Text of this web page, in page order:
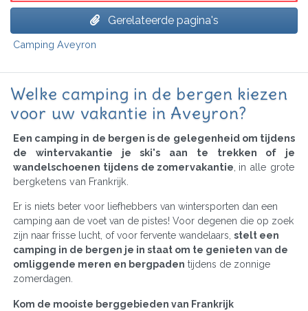
Gerelateerde pagina's
Camping Aveyron
Welke camping in de bergen kiezen
voor uw vakantie in Aveyron?
Een camping in de bergen is de gelegenheid om tijdens
de wintervakantie je ski's aan te trekken of je
wandelschoenen tijdens de zomervakantie , in alle grote
bergketens van Frankrijk.
Er is niets beter voor liefhebbers van wintersporten dan een
camping aan de voet van de pistes! Voor degenen die op zoek
zijn naar frisse lucht, of voor fervente wandelaars, stelt een
camping in de bergen je in staat om te genieten van de
omliggende meren en bergpaden tijdens de zonnige
zomerdagen.
Kom de mooiste berggebieden van Frankrijk